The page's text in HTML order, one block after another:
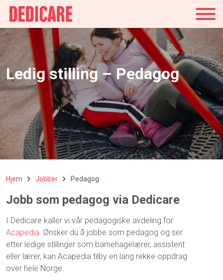
Ledig stilling – Pedagog
Hjem Jobber Pedagog
Jobb som pedagog via Dedicare
I Dedicare kaller vi vår pedagogiske avdeling for
Acapedia. Ønsker du å jobbe som pedagog og ser
etter ledige stillinger som barnehagelærer, assistent
eller lærer, kan Acapedia tilby en lang rekke oppdrag
over hele Norge.